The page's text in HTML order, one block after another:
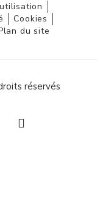
Cookies
du site
réservés